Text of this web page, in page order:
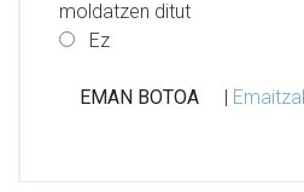
moldatzen ditut
Ez
|